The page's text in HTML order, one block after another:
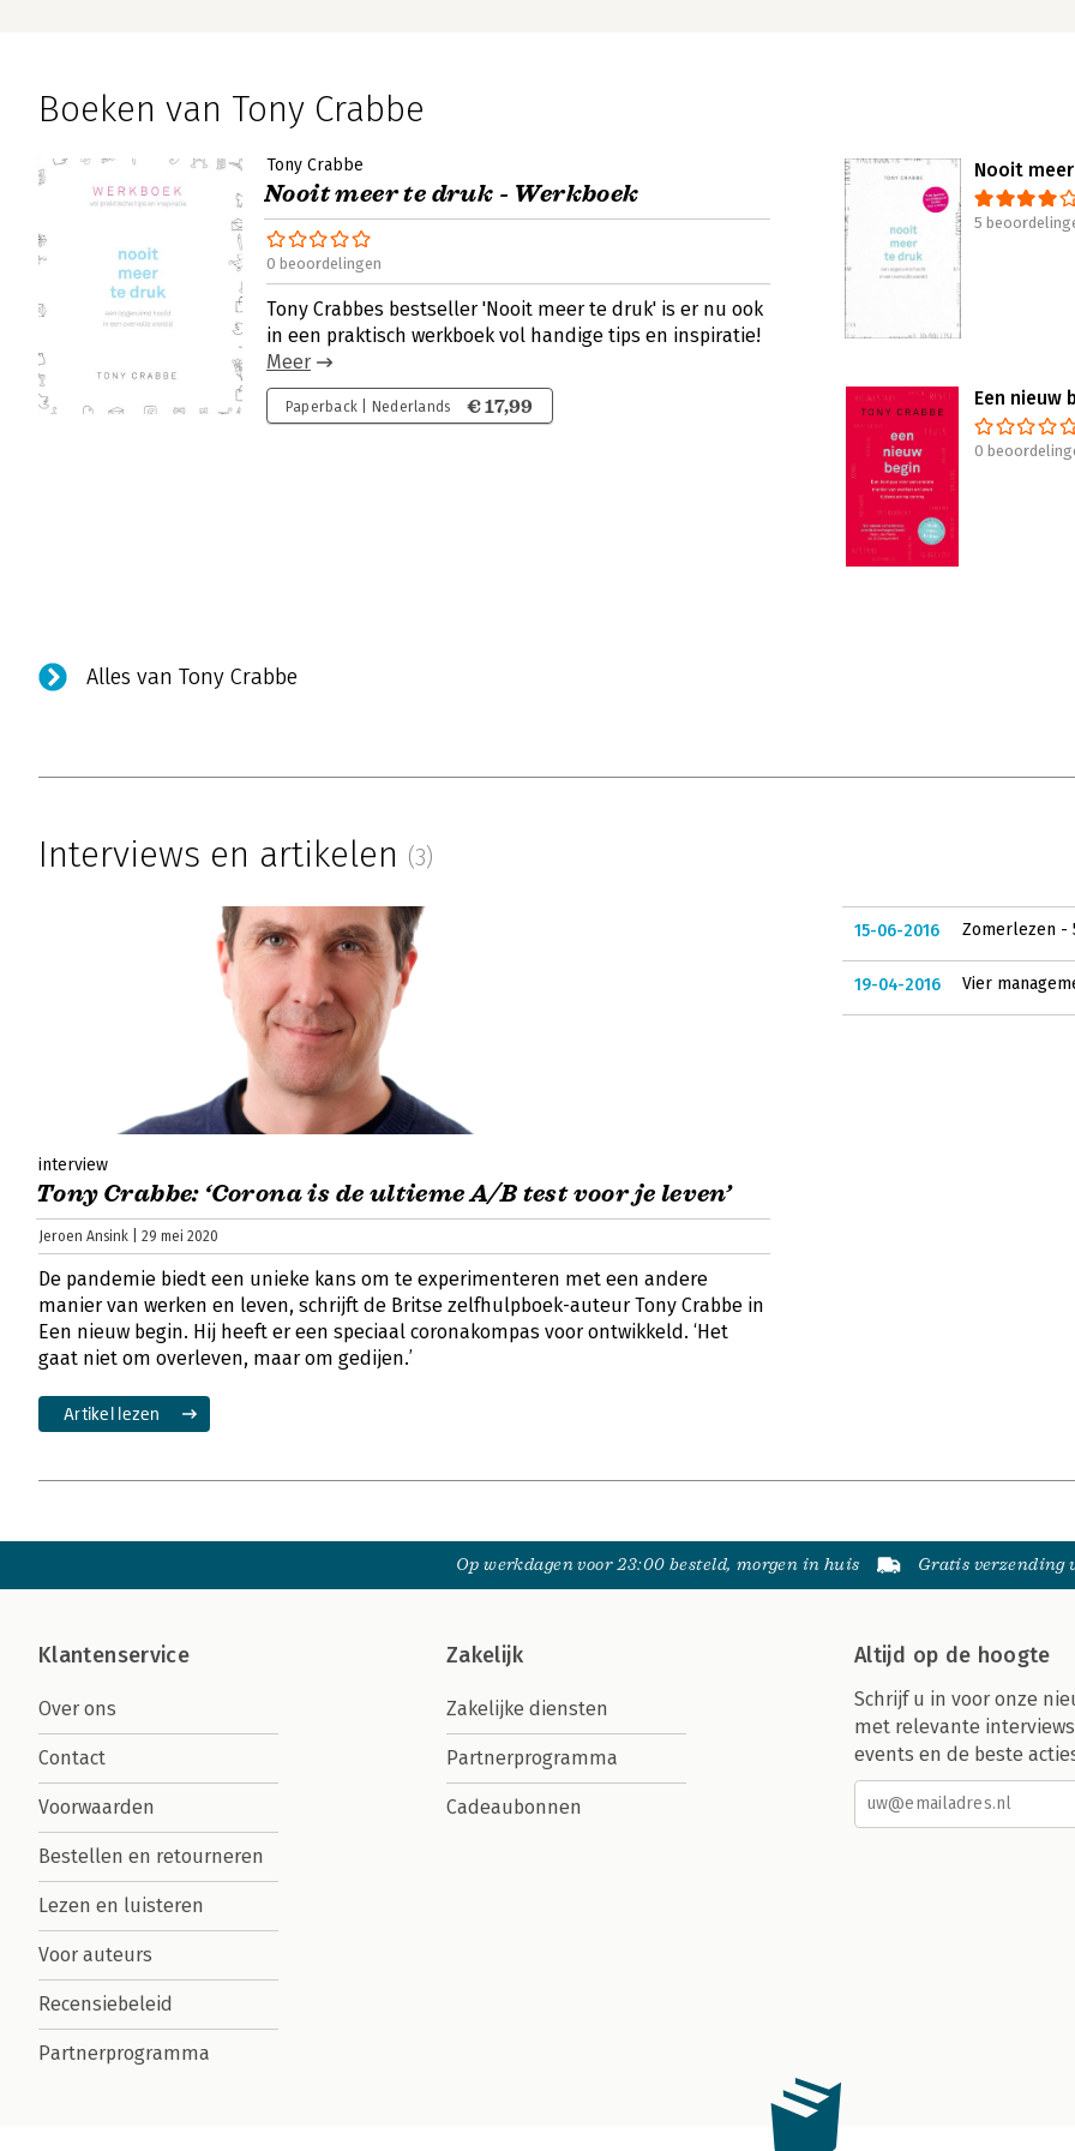
Boeken van Tony Crabbe
Tony Crabbe
Nooit meer te druk - Werkboek
0 beoordelingen
Tony Crabbes bestseller 'Nooit meer te druk' is er nu ook
in een praktisch werkboek vol handige tips en inspiratie!
Meer
Paperback | Nederlands € 17,99
Nooit
5
Een nieuw
0
Alles van Tony Crabbe
Interviews en artikelen (3)
interview
Tony Crabbe: ‘Corona is de ultieme A/B test voor je leven’
Jeroen Ansink | 29 mei 2020
De pandemie biedt een unieke kans om te experimenteren met een andere
manier van werken en leven, schrijft de Britse zelfhulpboek-auteur Tony Crabbe in
Een nieuw begin. Hij heeft er een speciaal coronakompas voor ontwikkeld. ‘Het
gaat niet om overleven, maar om gedijen.’
Artikel lezen
15-06-2016 Zomerlezen -
19-04-2016 Vier
Op werkdagen voor 23:00 besteld, morgen in huis Gratis verzending
Klantenservice
Over ons
Contact
Voorwaarden
Bestellen en retourneren
Lezen en luisteren
Voor auteurs
Recensiebeleid
Partnerprogramma
Zakelijk
Zakelijke diensten
Partnerprogramma
Cadeaubonnen
Altijd op de hoogte
Schrijf u in voor onze
met relevante
events en de beste